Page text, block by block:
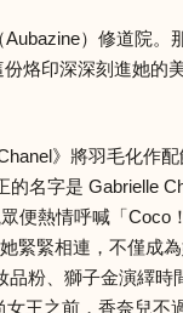
）修道院。
烙印深深刻進她的